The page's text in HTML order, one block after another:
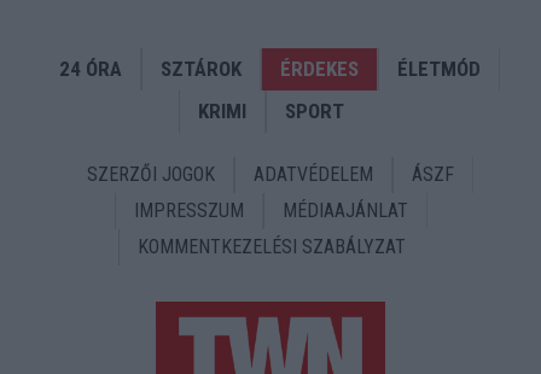
24 ÓRA SZTÁROK ÉRDEKES
ÉLETMÓD
KRIMI
SPORT
SZERZŐI JOGOK ADATVÉDELEM
ÁSZF
IMPRESSZUM
MÉDIAAJÁNLAT
KOMMENTKEZELÉSI SZABÁLYZAT